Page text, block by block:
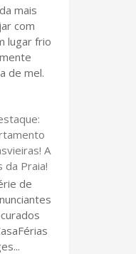
mais
com
lugar frio
de mel.
A
da Praia!
de